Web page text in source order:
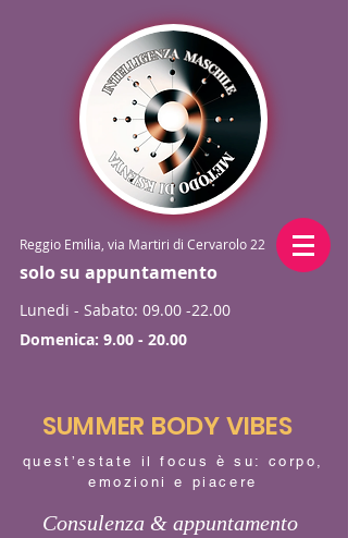
Lunedi - Sabato: 09.00 -22.00
Domenica: 9.00 - 20.00
Reggio Emilia, via Martiri di Cervarolo 22
solo su appuntamento
SUMMER BODY VIBES
quest’estate il focus è su: corpo,
emozioni e piacere
Consulenza & appuntamento